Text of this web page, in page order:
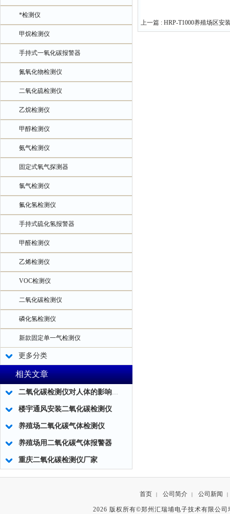
*检测仪
甲烷检测仪
手持式一氧化碳报警器
氮氧化物检测仪
二氧化硫检测仪
乙烷检测仪
甲醇检测仪
氨气检测仪
固定式氧气探测器
氯气检测仪
氟化氢检测仪
手持式硫化氢报警器
甲醛检测仪
乙烯检测仪
VOC检测仪
二氧化碳检测仪
磷化氢检测仪
新款固定单一气检测仪
更多分类
相关文章
二氧化碳检测仪对人体的影响及二氧化碳检测仪的应用！
楼宇通风安装二氧化碳检测仪
养殖场二氧化碳气体检测仪
养殖场用二氧化碳气体报警器
重庆二氧化碳检测仪厂家
上一篇 : HRP-T1000养殖场区安
首页 | 公司简介 | 公司新闻 |
2026 版权所有©郑州汇瑞埔电子技术有限公